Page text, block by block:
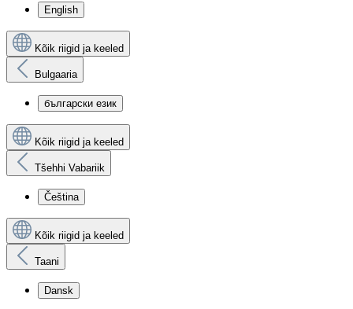
English
Kõik riigid ja keeled
Bulgaaria
български език
Kõik riigid ja keeled
Tšehhi Vabariik
Čeština
Kõik riigid ja keeled
Taani
Dansk